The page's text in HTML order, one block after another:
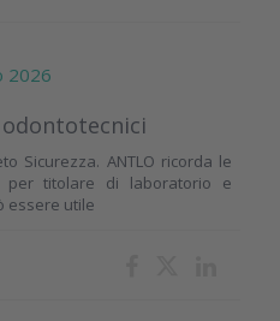
2026
Sicurezza. ANTLO ricorda le
per titolare di laboratorio e
essere utile